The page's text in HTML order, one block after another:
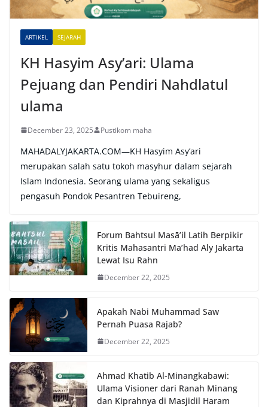
ARTIKEL SEJARAH
KH Hasyim Asy’ari: Ulama
Pejuang dan Pendiri Nahdlatul
ulama
December 23, 2025 Pustikom maha
MAHADALYJAKARTA.COM—KH Hasyim Asy’ari
merupakan salah satu tokoh masyhur dalam sejarah
Islam Indonesia. Seorang ulama yang sekaligus
pengasuh Pondok Pesantren Tebuireng,
Forum Bahtsul Masā’il Latih Berpikir
Kritis Mahasantri Ma’had Aly Jakarta
Lewat Isu Rahn
December 22, 2025
Apakah Nabi Muhammad Saw
Pernah Puasa Rajab?
December 22, 2025
Ahmad Khatib Al-Minangkabawi:
Ulama Visioner dari Ranah Minang
dan Kiprahnya di Masjidil Haram